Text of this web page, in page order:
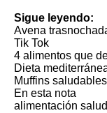
Sigue leyendo:
Avena
Tik Tok
4 alimentos que
Dieta
Muffins
En esta nota
alimentación